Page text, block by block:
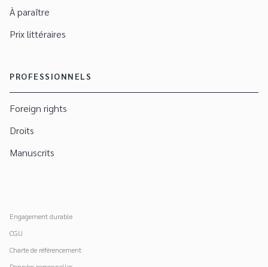
À paraître
Prix littéraires
PROFESSIONNELS
Foreign rights
Droits
Manuscrits
Engagement durable
CGU
Charte de référencement